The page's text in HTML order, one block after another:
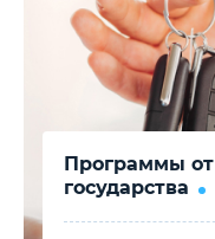
Программы от
государства